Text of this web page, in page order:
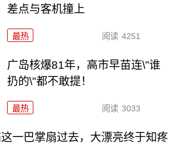
差点与客机撞上
最热 阅读 4251
广岛核爆81年，高市早苗连\"谁
扔的\"都不敢提！
最热 阅读 3033
一巴掌扇过去，大漂亮终于知疼